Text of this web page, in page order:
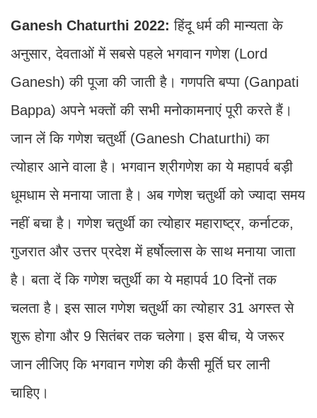
Ganesh Chaturthi 2022:हिंदू धर्म की मान्यता के
अनुसार, देवताओं में सबसे पहले भगवान गणेश (Lord
Ganesh) की पूजा की जाती है। गणपति बप्पा (Ganpati
Bappa) अपने भक्तों की सभी मनोकामनाएं पूरी करते हैं।
जान लें कि गणेश चतुर्थी (Ganesh Chaturthi) का
त्योहार आने वाला है। भगवान श्रीगणेश का ये महापर्व बड़ी
धूमधाम से मनाया जाता है। अब गणेश चतुर्थी को ज्यादा समय
नहीं बचा है। गणेश चतुर्थी का त्योहार महाराष्ट्र, कर्नाटक,
गुजरात और उत्तर प्रदेश में हर्षोल्लास के साथ मनाया जाता
है। बता दें कि गणेश चतुर्थी का ये महापर्व 10 दिनों तक
चलता है। इस साल गणेश चतुर्थी का त्योहार 31 अगस्त से
शुरू होगा और 9 सितंबर तक चलेगा। इस बीच, ये जरूर
जान लीजिए कि भगवान गणेश की कैसी मूर्ति घर लानी
चाहिए।